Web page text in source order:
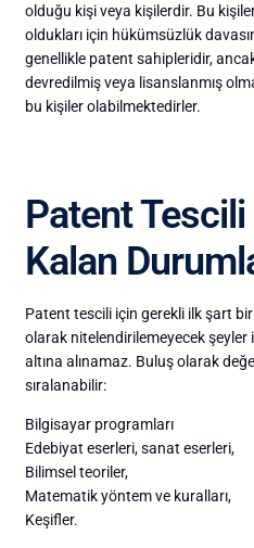
olduğu kişi veya kişilerdir. Bu
oldukları için hükümsüzlük
genellikle patent sahipleridir,
devredilmiş veya lisanslanmış
bu kişiler olabilmektedirler.
Patent Tescili
Kalan
Patent tescili için gerekli ilk şart
olarak nitelendirilemeyecek
altına alınamaz. Buluş olarak
sıralanabilir:
Bilgisayar programları
Edebiyat eserleri, sanat eserleri,
Bilimsel teoriler,
Matematik yöntem ve kuralları,
Keşifler.